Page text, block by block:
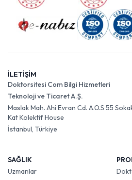
İLETİŞİM
Doktorsitesi Com Bilgi Hizmetleri
Teknoloji ve Ticaret A.Ş.
Maslak Mah. Ahi Evran Cd. A.O.S 55
Kat Kolektif House
İstanbul, Türkiye
SAĞLIK
Uzmanlar